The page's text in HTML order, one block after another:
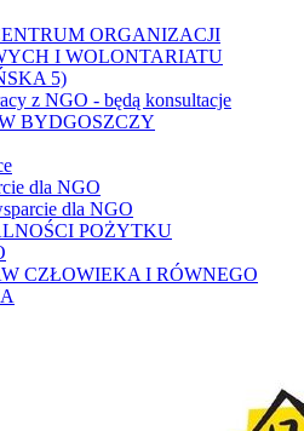
ORGANIZACJI
I WOLONTARIATU
5)
z NGO - będą konsultacje
BYDGOSZCZY
dla NGO
dla NGO
POŻYTKU
CZŁOWIEKA I RÓWNEGO